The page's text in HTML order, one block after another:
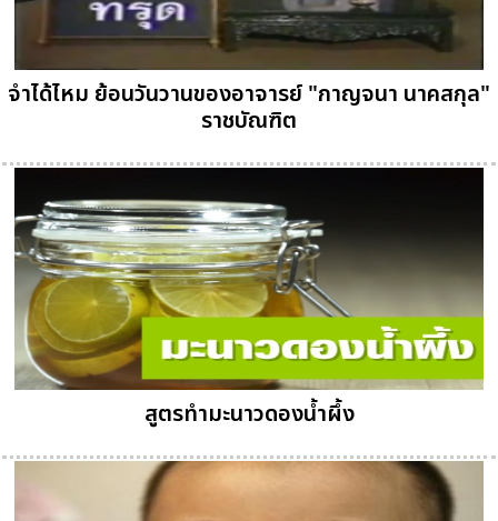
จำได้ไหม ย้อนวันวานของอาจารย์ "กาญจนา นาคสกุล"
ราชบัณฑิต
สูตรทำมะนาวดองน้ำผึ้ง